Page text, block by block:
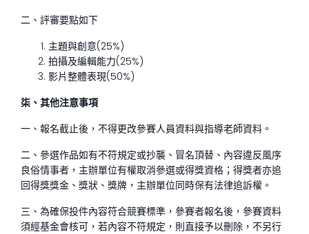
二、評審要點如下
主題與創意(25%)
拍攝及編輯能力(25%)
影片整體表現(50%)
柒、 其他注意事項
一、報名截止後，不得更改參賽人員資料與指導老師資料。
二、參選作品如有不符規定或抄襲、冒名頂替、內容違反風序
良俗情事者，主辦單位有權取消參選或得獎資格；得獎者亦追
回得獎獎金、獎狀、獎牌，主辦單位同時保有法律追訴權。
三、為確保投件內容符合競賽標準，參賽者報名後，參賽資料
須經基金會核可，若內容不符規定，則直接予以刪除，不另行